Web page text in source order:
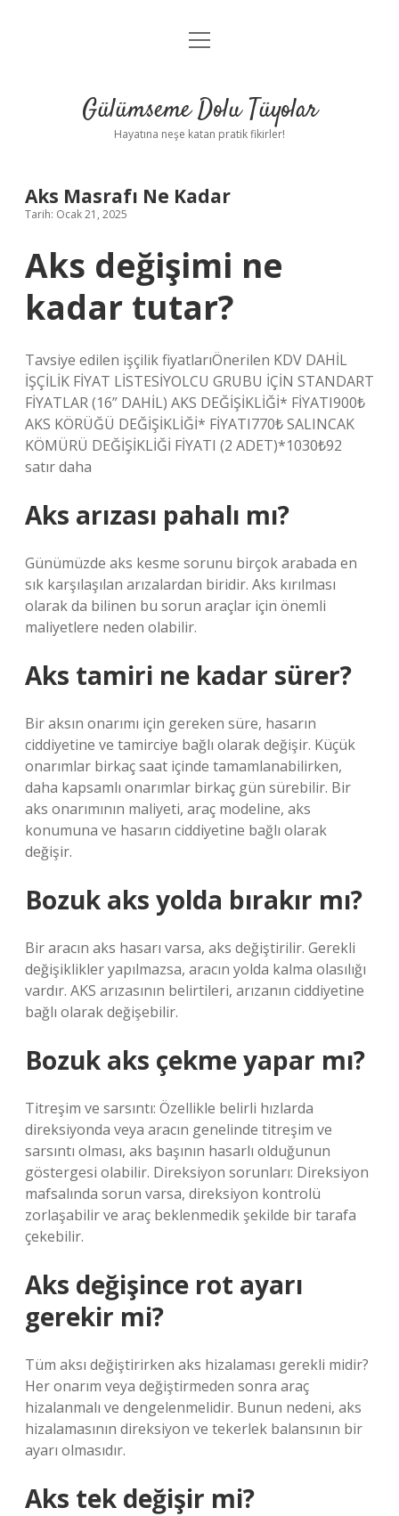
Anasayfa
Yasal Uyarı
menüyü
Gülümseme Dolu Tüyolar
Hayatına neşe katan pratik fikirler!
Aks Masrafı Ne Kadar
Tarih: Ocak 21, 2025
Aks değişimi ne
kadar tutar?
Tavsiye edilen işçilik fiyatlarıÖnerilen KDV DAHİL
İŞÇİLİK FİYAT LİSTESİYOLCU GRUBU İÇİN STANDART
FİYATLAR (16” DAHİL) AKS DEĞİŞİKLİĞİ* FİYATI900₺
AKS KÖRÜĞÜ DEĞİŞİKLİĞİ* FİYATI770₺ SALINCAK
KÖMÜRÜ DEĞİŞİKLİĞİ FİYATI (2 ADET)*1030₺92
satır daha
Aks arızası pahalı mı?
Günümüzde aks kesme sorunu birçok arabada en
sık karşılaşılan arızalardan biridir. Aks kırılması
olarak da bilinen bu sorun araçlar için önemli
maliyetlere neden olabilir.
Aks tamiri ne kadar sürer?
Bir aksın onarımı için gereken süre, hasarın
ciddiyetine ve tamirciye bağlı olarak değişir. Küçük
onarımlar birkaç saat içinde tamamlanabilirken,
daha kapsamlı onarımlar birkaç gün sürebilir. Bir
aks onarımının maliyeti, araç modeline, aks
konumuna ve hasarın ciddiyetine bağlı olarak
değişir.
Bozuk aks yolda bırakır mı?
Bir aracın aks hasarı varsa, aks değiştirilir. Gerekli
değişiklikler yapılmazsa, aracın yolda kalma olasılığı
vardır. AKS arızasının belirtileri, arızanın ciddiyetine
bağlı olarak değişebilir.
Bozuk aks çekme yapar mı?
Titreşim ve sarsıntı: Özellikle belirli hızlarda
direksiyonda veya aracın genelinde titreşim ve
sarsıntı olması, aks başının hasarlı olduğunun
göstergesi olabilir. Direksiyon sorunları: Direksiyon
mafsalında sorun varsa, direksiyon kontrolü
zorlaşabilir ve araç beklenmedik şekilde bir tarafa
çekebilir.
Aks değişince rot ayarı
gerekir mi?
Tüm aksı değiştirirken aks hizalaması gerekli midir?
Her onarım veya değiştirmeden sonra araç
hizalanmalı ve dengelenmelidir. Bunun nedeni, aks
hizalamasının direksiyon ve tekerlek balansının bir
ayarı olmasıdır.
Aks tek değişir mi?